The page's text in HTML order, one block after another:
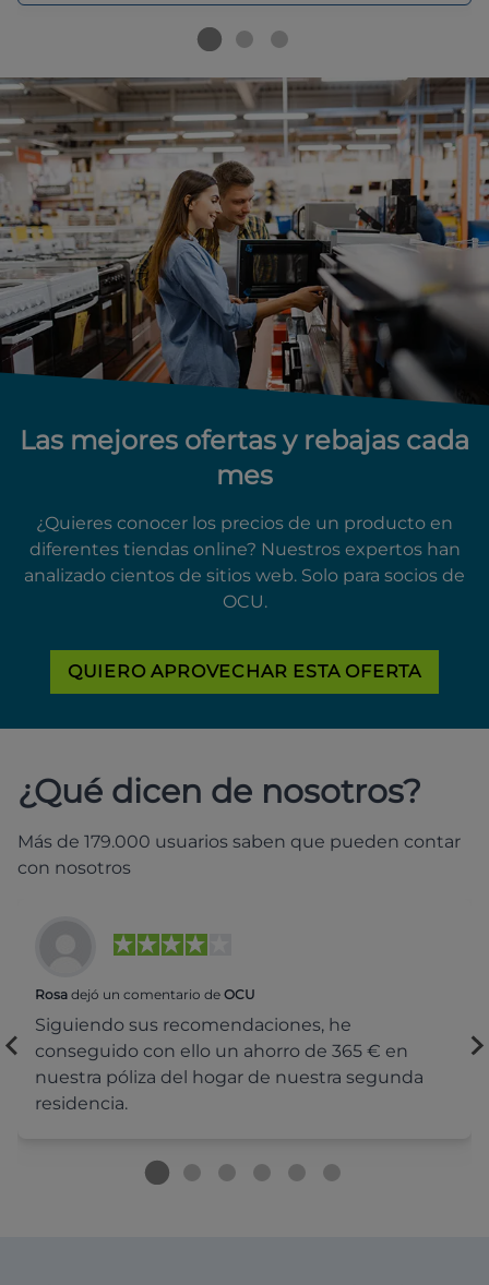
Las mejores ofertas y rebajas cada
mes
¿Quieres conocer los precios de un producto en
diferentes tiendas online? Nuestros expertos han
analizado cientos de sitios web. Solo para socios de
OCU.
QUIERO APROVECHAR ESTA OFERTA
¿Qué dicen de nosotros?
Más de 179.000 usuarios saben que pueden contar
con nosotros
Rosa dejó un comentario de OCU
Siguiendo sus recomendaciones, he
conseguido con ello un ahorro de 365 € en
nuestra póliza del hogar de nuestra segunda
residencia.